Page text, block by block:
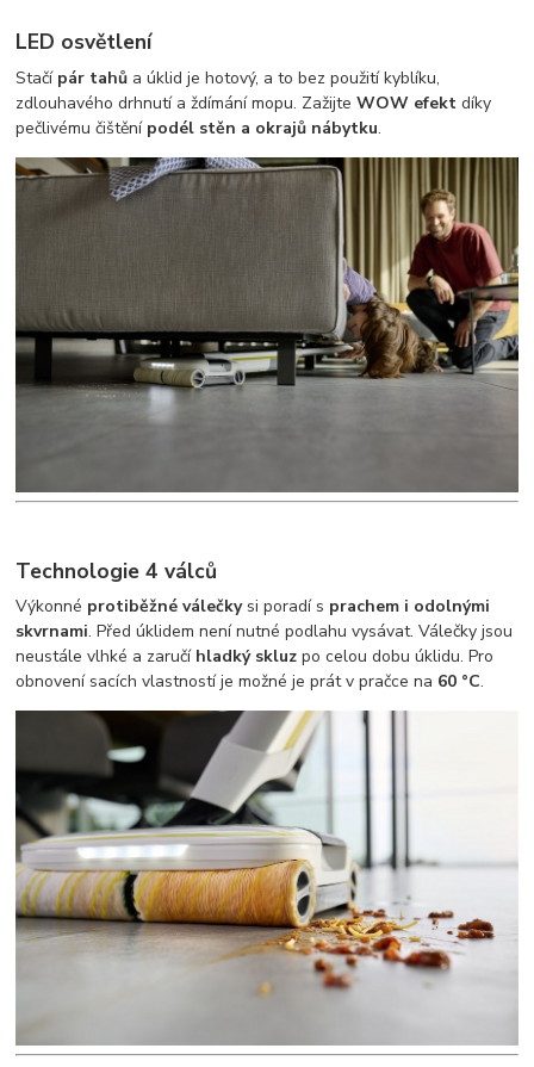
LED osvětlení
Stačí pár tahů a úklid je hotový, a to bez použití kyblíku,
zdlouhavého drhnutí a ždímání mopu. ZažijteWOW efekt díky
pečlivému čištění podél stěn a okrajů nábytku.
Technologie 4 válců
Výkonné protiběžné válečkysi poradí s prachem i odolnými
skvrnami. Před úklidem není nutné podlahu vysávat. Válečky jsou
neustále vlhké a zaručí hladký skluz po celou dobu úklidu. Pro
obnovení sacích vlastností je možné je prát v pračce na 60 °C.